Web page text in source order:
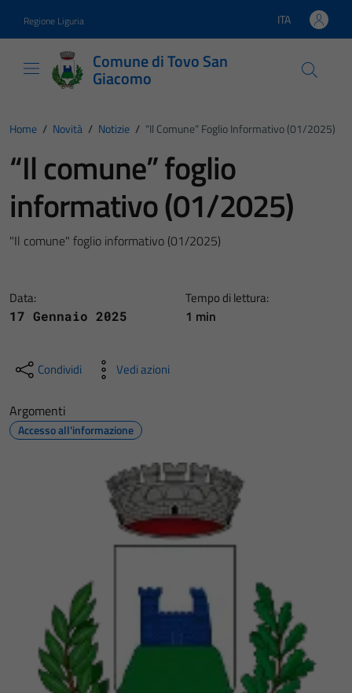
Regione Liguria Lingua attiva:
ITA
Comune di Tovo San
Giacomo
Home / Novità / Notizie / “Il Comune” Foglio Informativo (01/2025)
“Il comune” foglio
informativo (01/2025)
"Il comune" foglio informativo (01/2025)
Data:
17 Gennaio 2025
Tempo di lettura:
1 min
Condividi Vedi azioni
Argomenti
Accesso all'informazione